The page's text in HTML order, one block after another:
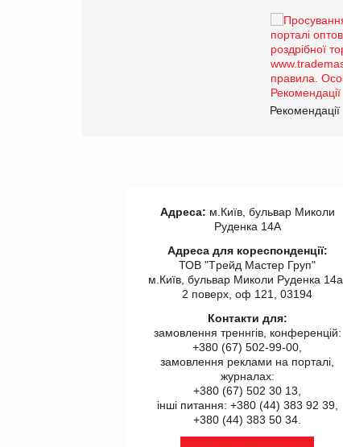
Рекомендації
Адреса: м.Київ, бульвар Миколи
Руденка 14А
Адреса для кореспонденції:
ТОВ "Tрейд Мастер Груп"
м.Київ, бульвар Миколи Руденка 14а,
2 поверх, оф 121, 03194
Контакти для:
замовлення треннгів, конференцій:
+380 (67) 502-99-00,
замовлення реклами на порталі,
журналах:
+380 (67) 502 30 13,
інші питання: +380 (44) 383 92 39,
+380 (44) 383 50 34.